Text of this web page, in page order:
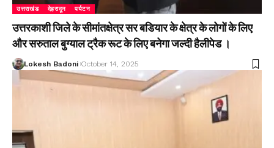
उत्तराखंड देहरादून पर्यटन
उत्तरकाशी जिले के सीमांतक्षेत्र सर बडियार के क्षेत्र के लोगों के लिए
और सरुताल बुग्याल ट्रैक रूट के लिए बनेगा जल्दी हैलीपेड ।
Lokesh Badoni October 14, 2025